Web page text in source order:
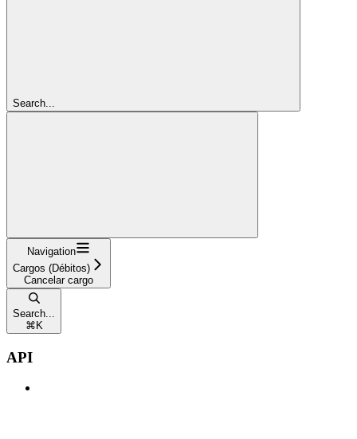
Search...
Navigation
Cargos (Débitos)
Cancelar cargo
Search...
⌘ K
API